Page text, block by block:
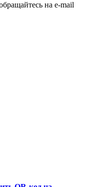
на e-mail